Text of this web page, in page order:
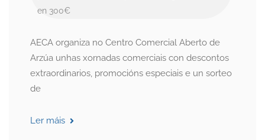
en 300€
AECA organiza no Centro Comercial Aberto de
Arzúa unhas xornadas comerciais con descontos
extraordinarios, promocións especiais e un sorteo
de
Ler máis